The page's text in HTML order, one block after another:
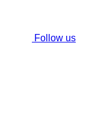
Follow us